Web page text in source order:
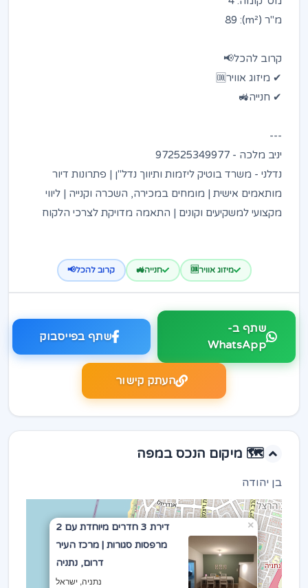
מ"ר (m²): 89
קרוב להכל📢
✔ מיזוג אוויר🆒
✔ חנייה🚜
---
יניב מלכה - 972525349977
נדלני - משרד בוטיק ליזמות ותיווך נדל"ן | פתרונות דיור
מותאמים אישית | מומחים במכירה, השכרה וקנייה | ליווי
מקצועי למשקיעים וקונים | התאמה מדויקת לצרכי הלקוח
מיזוג אוויר🆒 חנייה🚜 קרוב להכל📢
שתף ב-
WhatsApp
שתף בפייסבוק
העתק קישור
🗺️ מיקום הנכס במפה
בן יהודה
דירת 3 חדרים מיוחדת עם 2
מרפסות סגורות | מרכז העיר
דרום, נתניה
נתניה, ישראל
×